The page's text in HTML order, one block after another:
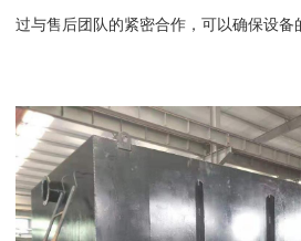
过与售后团队的紧密合作，可以确保设备